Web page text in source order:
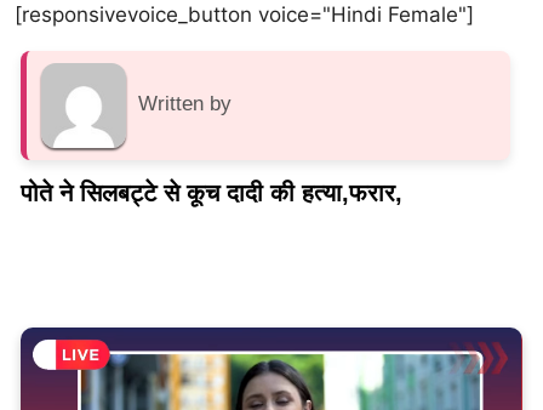
[responsivevoice_button voice="Hindi Female"]
Written by
पोते ने सिलबट्टे से कूच दादी की हत्या,फरार,